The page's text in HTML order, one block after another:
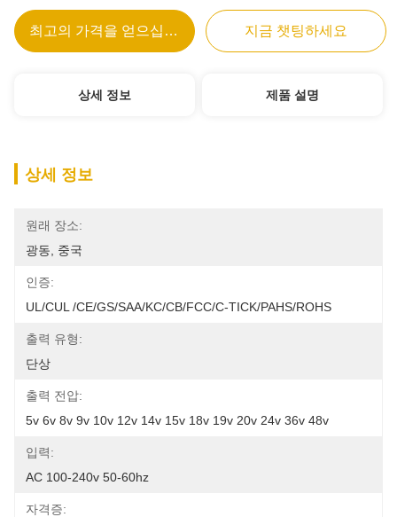
최고의 가격을 얻으십시오 지금 챗팅하세요
상세 정보 제품 설명
상세 정보
원래 장소:
광동, 중국
인증:
UL/cUL /CE/GS/SAA/KC/CB/FCC/C-TICK/PAHS/ROHS
출력 유형:
단상
출력 전압:
5v 6v 8v 9v 10v 12v 14v 15v 18v 19v 20v 24v 36v 48v
입력:
AC 100-240v 50-60hz
자격증: